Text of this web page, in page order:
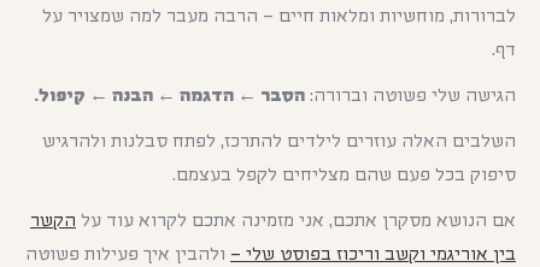
לברורות, מוחשיות ומלאות חיים – הרבה מעבר למה שמצויר על
דף.
הגישה שלי פשוטה וברורה: הסבר ← הדגמה ← הבנה ← קיפול.
השלבים האלה עוזרים לילדים להתרכז, לפתח סבלנות ולהרגיש
סיפוק בכל פעם שהם מצליחים לקפל בעצמם.
אם הנושא מסקרן אתכם, אני מזמינה אתכם לקרוא עוד על הקשר
בין אוריגמי וקשב וריכוז בפוסט שלי – ולהבין איך פעילות פשוטה